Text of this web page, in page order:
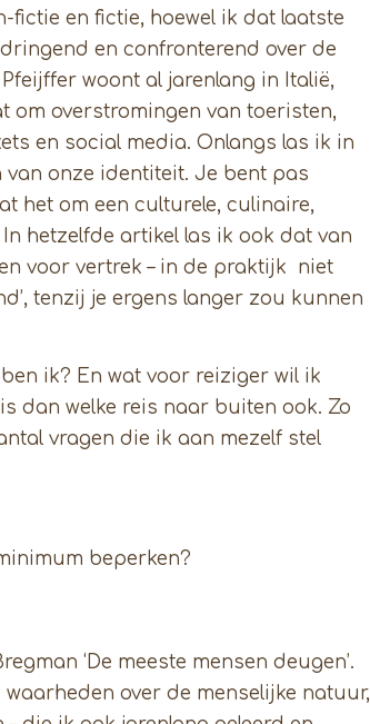
fictie en fictie, hoewel ik dat laatste
en confronterend over de
woont al jarenlang in Italië,
om overstromingen van toeristen,
en social media. Onlangs las ik in
onze identiteit. Je bent pas
het om een culturele, culinaire,
hetzelfde artikel las ik ook dat van
voor vertrek – in de praktijk niet
tenzij je ergens langer zou kunnen
ik? En wat voor reiziger wil ik
dan welke reis naar buiten ook. Zo
vragen die ik aan mezelf stel
beperken?
‘De meeste mensen deugen’.
over de menselijke natuur,